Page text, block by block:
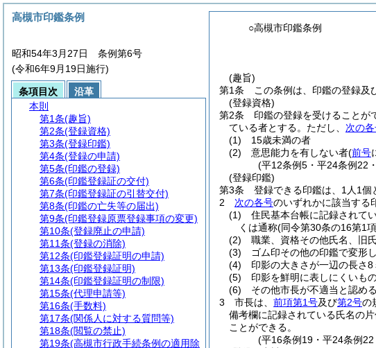
○高槻市印鑑条例
(趣旨)
第1条
この条例は、印鑑の登録及
(登録資格)
第2条
印鑑の登録を受けることが
ている者とする。 ただし、 次の
(1)
15歳未満の者
(2)
意思能力を有しない者(前号
(平12条例5・平24条例22
(登録印鑑)
第3条
登録できる印鑑は、1人1個
2
次の各号のいずれかに該当する
(1)
住民基本台帳に記録されて
くは通称(同令第30条の16第1
(2)
職業、資格その他氏名、旧
(3)
ゴム印その他の印鑑で変形
(4)
印影の大きさが一辺の長さ
(5)
印影を鮮明に表しにくいも
(6)
その他市長が不適当と認め
3
市長は、 前項第1号及び第2号の
備考欄に記録されている氏名の
ことができる。
(平16条例19・平24条例
高槻市印鑑条例
昭和54年3月27日 条例第6号
(令和6年9月19日施行)
条項目次
沿革
本則
第1条(趣旨)
第2条(登録資格)
第3条(登録印鑑)
第4条(登録の申請)
第5条(印鑑の登録)
第6条(印鑑登録証の交付)
第7条(印鑑登録証の引替交付)
第8条(印鑑の亡失等の届出)
第9条(印鑑登録原票登録事項の変更)
第10条(登録廃止の申請)
第11条(登録の消除)
第12条(印鑑登録証明の申請)
第13条(印鑑登録証明)
第14条(印鑑登録証明の制限)
第15条(代理申請等)
第16条(手数料)
第17条(関係人に対する質問等)
第18条(閲覧の禁止)
第19条(高槻市行政手続条例の適用除